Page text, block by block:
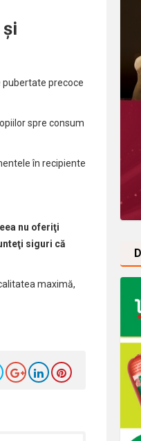
pubertate precoce
spre consum
în recipiente
nu oferiţi
siguri că
maximă,